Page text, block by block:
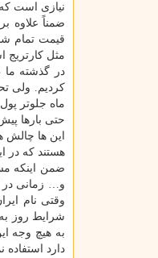
نیازی است که
ضمناً علاوه
قیمت تمام
مثل
حتی بارها
این ها چالش
هستند که در
ضمن اینکه
و… زمانی در
وقتی نام
شرایط روز
به هیچ وجه
دارد استفاده